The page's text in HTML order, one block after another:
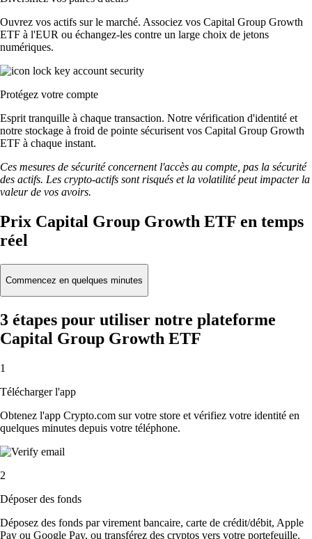
Ouvrez vos actifs sur le marché. Associez vos Capital Group Growth
ETF à l'EUR ou échangez-les contre un large choix de jetons
numériques.
Protégez votre compte
Esprit tranquille à chaque transaction. Notre vérification d'identité et
notre stockage à froid de pointe sécurisent vos Capital Group Growth
ETF à chaque instant.
Ces mesures de sécurité concernent l'accès au compte, pas la sécurité
des actifs. Les crypto-actifs sont risqués et la volatilité peut impacter la
valeur de vos avoirs.
Prix Capital Group Growth ETF en temps
réel
Commencez en quelques minutes
3 étapes pour utiliser notre plateforme
Capital Group Growth ETF
1
Télécharger l'app
Obtenez l'app Crypto.com sur votre store et vérifiez votre identité en
quelques minutes depuis votre téléphone.
2
Déposer des fonds
Déposez des fonds par virement bancaire, carte de crédit/débit, Apple
Pay ou Google Pay, ou transférez des cryptos vers votre portefeuille.